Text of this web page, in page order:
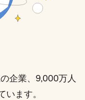
企業、9,000万人
ます。